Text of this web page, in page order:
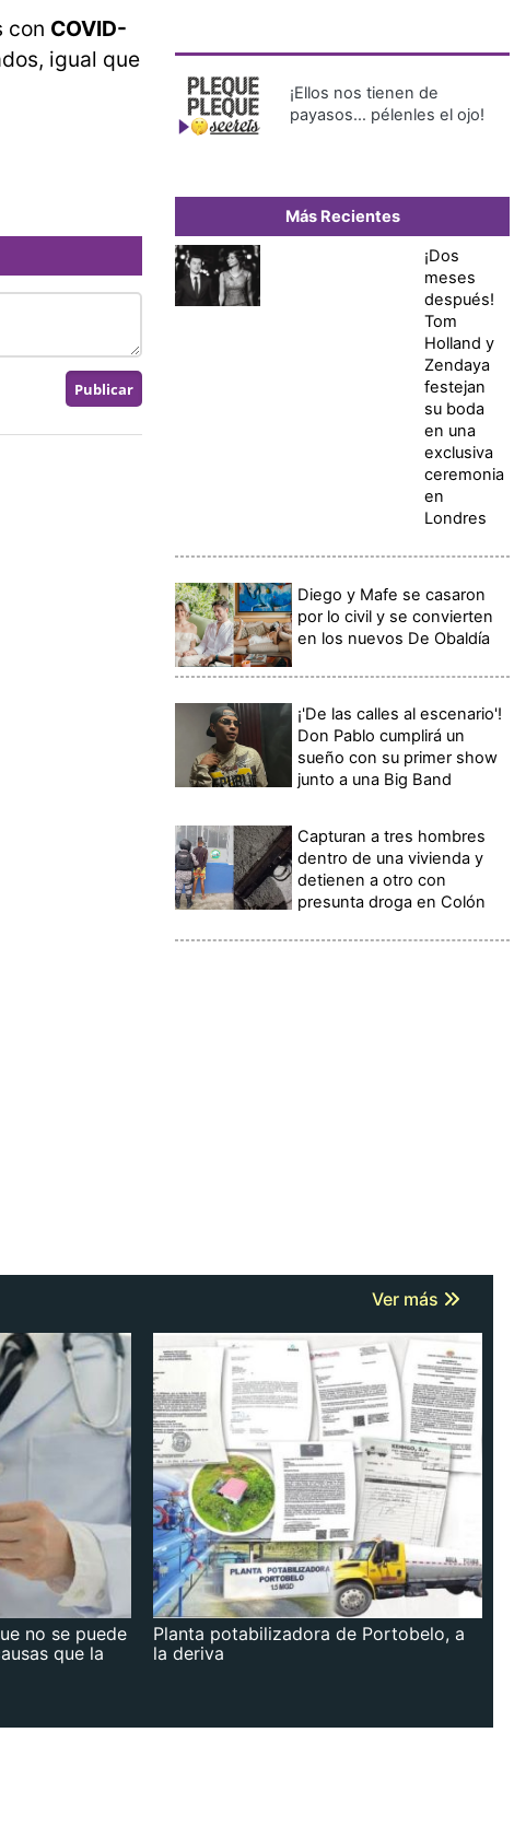
con COVID-
igual que
¡Ellos nos tienen de
payasos… pélenles el ojo!
Más Recientes
¡Dos
meses
después!
Tom
Holland y
Zendaya
festejan
su boda
en una
exclusiva
ceremonia
en
Londres
Diego y Mafe se casaron
por lo civil y se convierten
en los nuevos De Obaldía
¡'De las calles al escenario'!
Don Pablo cumplirá un
sueño con su primer show
junto a una Big Band
Capturan a tres hombres
dentro de una vivienda y
detienen a otro con
presunta droga en Colón
Ver más
no se puede
que la
Planta potabilizadora de Portobelo, a
la deriva